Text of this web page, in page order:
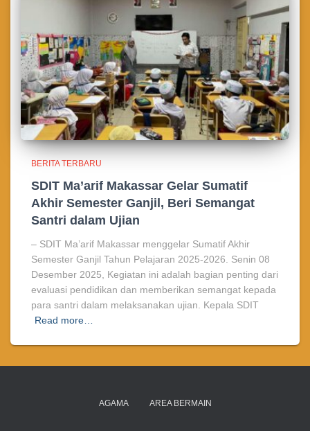
BERITA TERBARU
SDIT Ma’arif Makassar Gelar Sumatif
Akhir Semester Ganjil, Beri Semangat
Santri dalam Ujian
– SDIT Ma’arif Makassar menggelar Sumatif Akhir
Semester Ganjil Tahun Pelajaran 2025-2026. Senin 08
Desember 2025, Kegiatan ini adalah bagian penting dari
evaluasi pendidikan dan memberikan semangat kepada
para santri dalam melaksanakan ujian. Kepala SDIT
Read more…
AGAMA AREA BERMAIN